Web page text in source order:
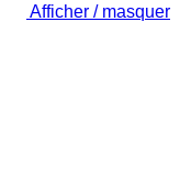
Afficher / masquer